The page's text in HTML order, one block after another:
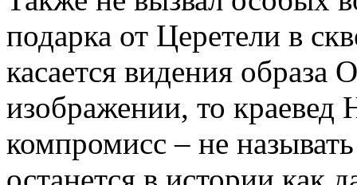
подарка от Церетели в
касается видения образа
изображении, то
компромисс – не